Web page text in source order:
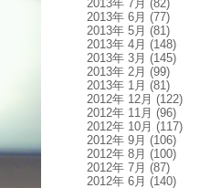
2013年 7月 (82)
2013年 6月 (77)
2013年 5月 (81)
2013年 4月 (148)
2013年 3月 (145)
2013年 2月 (99)
2013年 1月 (81)
2012年 12月 (122)
2012年 11月 (96)
2012年 10月 (117)
2012年 9月 (106)
2012年 8月 (100)
2012年 7月 (87)
2012年 6月 (140)